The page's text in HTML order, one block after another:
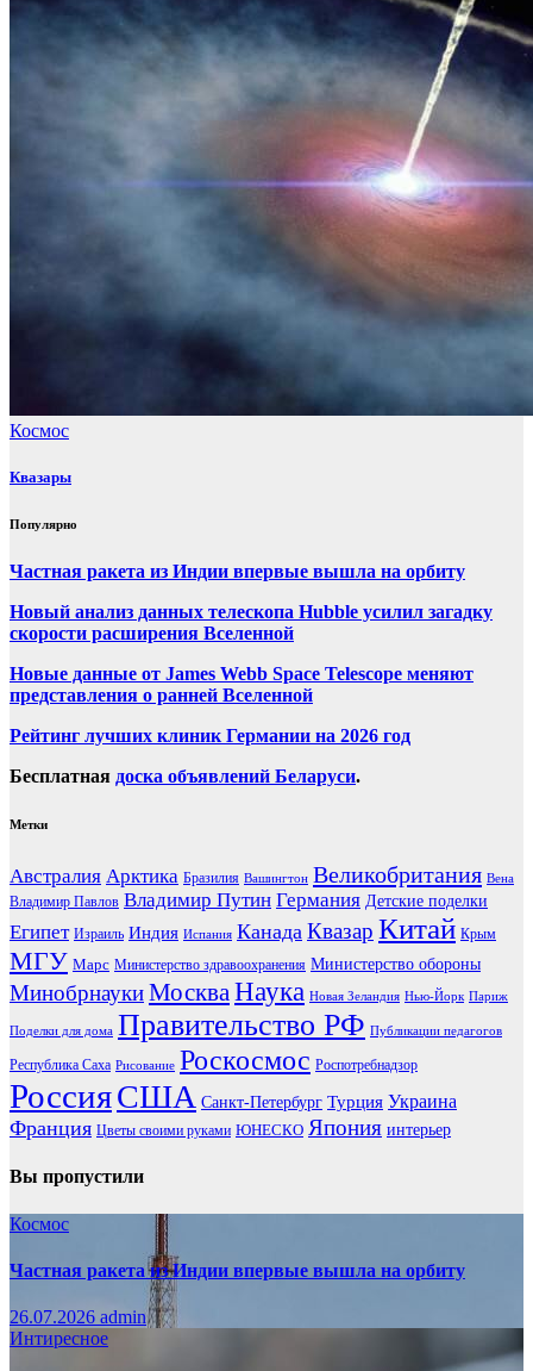
Космос
Квазары
Популярно
Частная ракета из Индии впервые вышла на орбиту
Новый анализ данных телескопа Hubble усилил загадку
скорости расширения Вселенной
Новые данные от James Webb Space Telescope меняют
представления о ранней Вселенной
Рейтинг лучших клиник Германии на 2026 год
Бесплатная доска объявлений Беларуси.
Метки
Австралия Арктика Бразилия Вашингтон Великобритания Вена
Владимир Павлов Владимир Путин Германия Детские поделки
Египет Израиль Индия Испания Канада Квазар Китай Крым
МГУ Марс Министерство здравоохранения Министерство обороны
МинобрнаукиМоскваНаука Новая Зеландия Нью-Йорк Париж
Поделки для дома Правительство РФ Публикации педагогов
Республика Саха Рисование Роскосмос Роспотребнадзор
РоссияСША Санкт-Петербург Турция Украина
Франция Цветы своими руками ЮНЕСКО Япония интерьер
Вы пропустили
Космос
Частная ракета из Индии впервые вышла на орбиту
26.07.2026 admin
Интиресное